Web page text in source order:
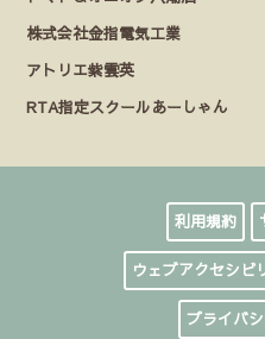
株式会社金指電気工業
アトリエ紫雲英
RTA指定スクールあーしゃん
利用規約
ウェブアクセシビ
プライバ